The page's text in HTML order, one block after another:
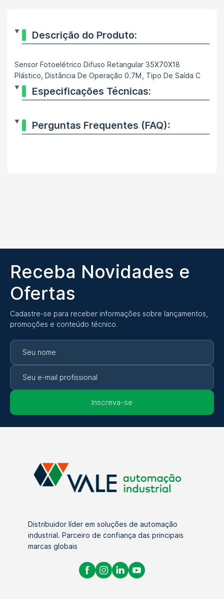
Descrição do Produto:
Sensor Fotoelétrico Difuso Retangular 35X70X18
Plástico, Distância De Operação 0.7M, Tipo De Saída C
Especificações Técnicas:
Perguntas Frequentes (FAQ):
Receba Novidades e
Ofertas
Cadastre-se para receber informações sobre lançamentos,
promoções e conteúdo técnico.
Inscreva-se
Distribuidor líder em soluções de automação
industrial. Parceiro de confiança das principais
marcas globais